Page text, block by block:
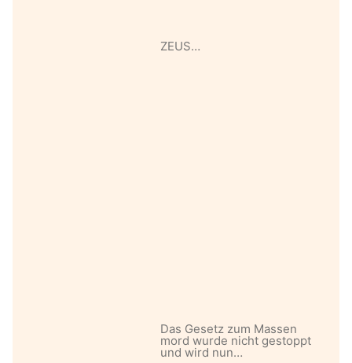
ZEUS…
Das Gesetz zum Massen
mord wurde nicht gestoppt
und wird nun…